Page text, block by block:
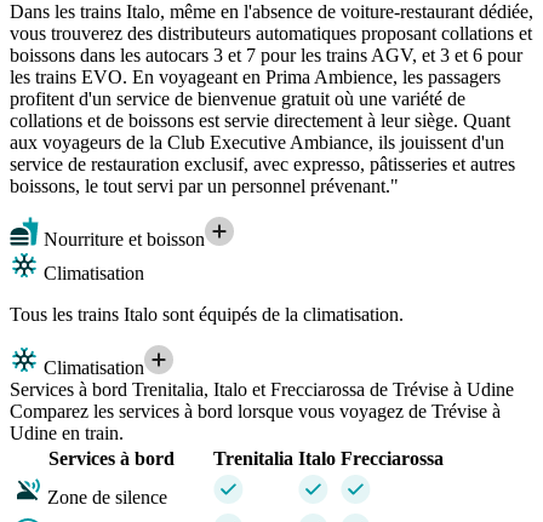
Dans les trains Italo, même en l'absence de voiture-restaurant dédiée,
vous trouverez des distributeurs automatiques proposant collations et
boissons dans les autocars 3 et 7 pour les trains AGV, et 3 et 6 pour
les trains EVO. En voyageant en Prima Ambience, les passagers
profitent d'un service de bienvenue gratuit où une variété de
collations et de boissons est servie directement à leur siège. Quant
aux voyageurs de la Club Executive Ambiance, ils jouissent d'un
service de restauration exclusif, avec expresso, pâtisseries et autres
boissons, le tout servi par un personnel prévenant."
Nourriture et boisson
Climatisation
Tous les trains Italo sont équipés de la climatisation.
Climatisation
Services à bord Trenitalia, Italo et Frecciarossa de Trévise à Udine
Comparez les services à bord lorsque vous voyagez de Trévise à
Udine en train.
Services à bord
Trenitalia Italo Frecciarossa
Zone de silence